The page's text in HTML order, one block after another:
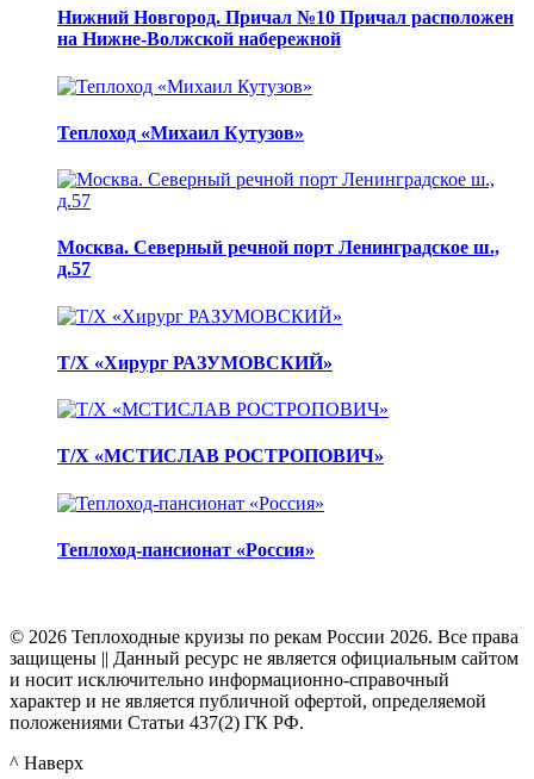
Нижний Новгород. Причал №10 Причал расположен
на Нижне-Волжской набережной
Теплоход «Михаил Кутузов»
Москва. Северный речной порт Ленинградское ш.,
д.57
Т/Х «Хирург РАЗУМОВСКИЙ»
Т/Х «МСТИСЛАВ РОСТРОПОВИЧ»
Теплоход-пансионат «Россия»
© 2026 Теплоходные круизы по рекам России 2026. Все права
защищены || Данный ресурс не является официальным сайтом
и носит исключительно информационно-справочный
характер и не является публичной офертой, определяемой
положениями Статьи 437(2) ГК РФ.
^ Наверх